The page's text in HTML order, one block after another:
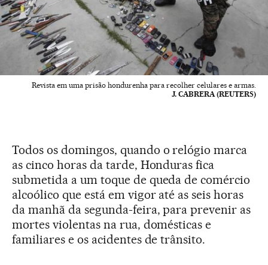
Revista em uma prisão hondurenha para recolher celulares e armas.
J. CABRERA (REUTERS)
Todos os domingos, quando o relógio marca
as cinco horas da tarde, Honduras fica
submetida a um toque de queda de comércio
alcoólico que está em vigor até as seis horas
da manhã da segunda-feira, para prevenir as
mortes violentas na rua, domésticas e
familiares e os acidentes de trânsito.